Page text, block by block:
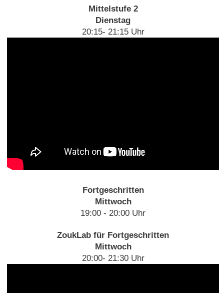
Mittelstufe 2
Dienstag
20:15- 21:15 Uhr
Fortgeschritten
Mittwoch
19:00 - 20:00 Uhr
ZoukLab für Fortgeschritten
Mittwoch
20:00- 21:30 Uhr